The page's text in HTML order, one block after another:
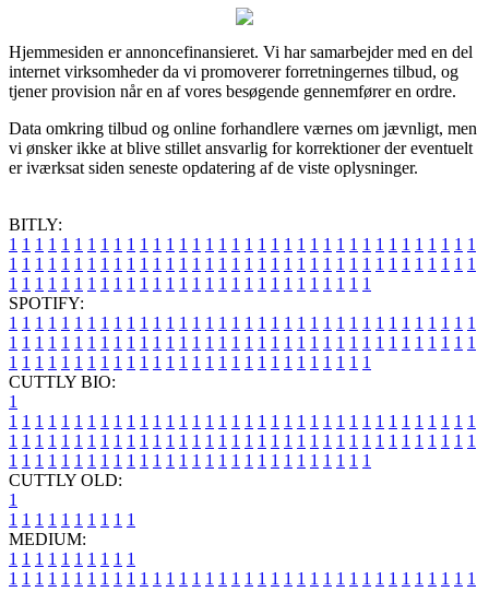
Hjemmesiden er annoncefinansieret. Vi har samarbejder med en del
internet virksomheder da vi promoverer forretningernes tilbud, og
tjener provision når en af vores besøgende gennemfører en ordre.
Data omkring tilbud og online forhandlere værnes om jævnligt, men
vi ønsker ikke at blive stillet ansvarlig for korrektioner der eventuelt
er iværksat siden seneste opdatering af de viste oplysninger.
BITLY:
1 1 1 1 1 1 1 1 1 1 1 1 1 1 1 1 1 1 1 1 1 1 1 1 1 1 1 1 1 1 1 1 1 1 1 1
1 1 1 1 1 1 1 1 1 1 1 1 1 1 1 1 1 1 1 1 1 1 1 1 1 1 1 1 1 1 1 1 1 1 1 1
1 1 1 1 1 1 1 1 1 1 1 1 1 1 1 1 1 1 1 1 1 1 1 1 1 1 1 1
SPOTIFY:
1 1 1 1 1 1 1 1 1 1 1 1 1 1 1 1 1 1 1 1 1 1 1 1 1 1 1 1 1 1 1 1 1 1 1 1
1 1 1 1 1 1 1 1 1 1 1 1 1 1 1 1 1 1 1 1 1 1 1 1 1 1 1 1 1 1 1 1 1 1 1 1
1 1 1 1 1 1 1 1 1 1 1 1 1 1 1 1 1 1 1 1 1 1 1 1 1 1 1 1
CUTTLY BIO:
1
1 1 1 1 1 1 1 1 1 1 1 1 1 1 1 1 1 1 1 1 1 1 1 1 1 1 1 1 1 1 1 1 1 1 1 1
1 1 1 1 1 1 1 1 1 1 1 1 1 1 1 1 1 1 1 1 1 1 1 1 1 1 1 1 1 1 1 1 1 1 1 1
1 1 1 1 1 1 1 1 1 1 1 1 1 1 1 1 1 1 1 1 1 1 1 1 1 1 1 1
CUTTLY OLD:
1
1 1 1 1 1 1 1 1 1 1
MEDIUM:
1 1 1 1 1 1 1 1 1 1
1 1 1 1 1 1 1 1 1 1 1 1 1 1 1 1 1 1 1 1 1 1 1 1 1 1 1 1 1 1 1 1 1 1 1 1